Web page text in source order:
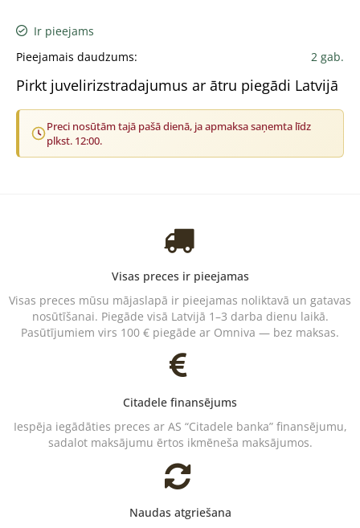
Ir pieejams
Pieejamais daudzums:
2 gab.
Pirkt juvelirizstradajumus ar ātru piegādi Latvijā
Preci nosūtām tajā pašā dienā, ja apmaksa saņemta līdz
plkst. 12:00.
Visas preces ir pieejamas
Visas preces mūsu mājaslapā ir pieejamas noliktavā un gatavas
nosūtīšanai. Piegāde visā Latvijā 1–3 darba dienu laikā.
Pasūtījumiem virs 100 € piegāde ar Omniva — bez maksas.
Citadele finansējums
Iespēja iegādāties preces ar AS “Citadele banka” finansējumu,
sadalot maksājumu ērtos ikmēneša maksājumos.
Naudas atgriešana